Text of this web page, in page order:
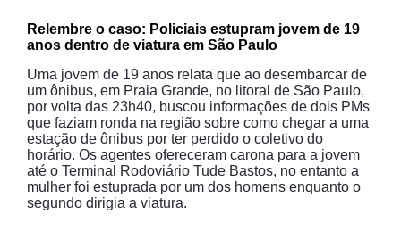
Relembre o caso: Policiais estupram jovem de 19
anos dentro de viatura em São Paulo
Uma jovem de 19 anos relata que ao desembarcar de
um ônibus, em Praia Grande, no litoral de São Paulo,
por volta das 23h40, buscou informações de dois PMs
que faziam ronda na região sobre como chegar a uma
estação de ônibus por ter perdido o coletivo do
horário. Os agentes ofereceram carona para a jovem
até o Terminal Rodoviário Tude Bastos, no entanto a
mulher foi estuprada por um dos homens enquanto o
segundo dirigia a viatura.